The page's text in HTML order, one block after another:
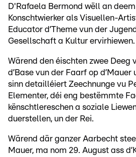
D'Rafaela Bermond wëll an
Konschtwierker als Visuellen-
Educator d’Theme vun der
Gesellschaft a Kultur ervirhiewen.
Wärend den éischten zwee Deeg
d’Base vun der Faarf op d’Mauer
sinn detailléiert Zeechnunge vu
Elementer, déi eng bestëmmte
kënschtlereschen a soziale
duerstellen, un der Rei.
Wärend där ganzer Aarbecht
Mauer, ma nom 29. August ass